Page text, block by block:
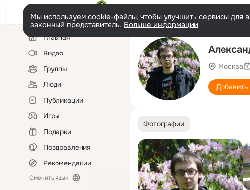
Мы используем cookie-файлы, чтобы улучшить сервисы для
законный представитель. Больше информации
Левая
колонкаГлавная
Видео
Группы
Люди
Публикации
Игры
Подарки
Поздравления
Рекомендации
Сменить язык
Москва
Добавить
Фотографии